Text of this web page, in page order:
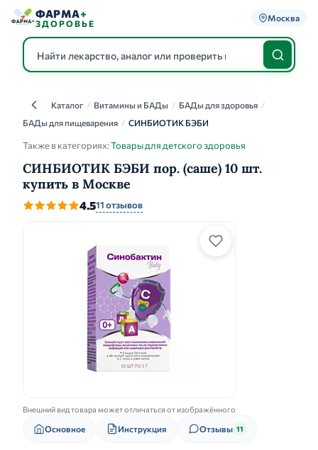
ФАРМА+
ЗДОРОВЬЕ
Москва
КаталогКаталог / Витамины и БАДы / БАДы для здоровья /
БАДы для пищеварения / СИНБИОТИК БЭБИ
Также в категориях:Товары для детского здоровья
СИНБИОТИК БЭБИ пор. (саше) 10 шт.
купить в Москве
4.511 отзывов
Внешний вид товара может отличаться от изображённого
Основное Инструкция Отзывы 11